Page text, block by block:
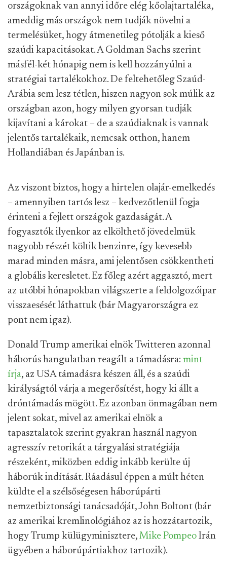
országoknak van annyi időre elég kőolajtartaléka,
ameddig más országok nem tudják növelni a
termelésüket, hogy átmenetileg pótolják a kieső
szaúdi kapacitásokat. A Goldman Sachs szerint
másfél-két hónapig nem is kell hozzányúlni a
stratégiai tartalékokhoz. De feltehetőleg Szaúd-
Arábia sem lesz tétlen, hiszen nagyon sok múlik az
országban azon, hogy milyen gyorsan tudják
kijavítani a károkat – de a szaúdiaknak is vannak
jelentős tartalékaik, nemcsak otthon, hanem
Hollandiában és Japánban is.
Az viszont biztos, hogy a hirtelen olajár-emelkedés
– amennyiben tartós lesz – kedvezőtlenül fogja
érinteni a fejlett országok gazdaságát. A
fogyasztók ilyenkor az elkölthető jövedelmük
nagyobb részét költik benzinre, így kevesebb
marad minden másra, ami jelentősen csökkentheti
a globális keresletet. Ez főleg azért aggasztó, mert
az utóbbi hónapokban világszerte a feldolgozóipar
visszaesését láthattuk (bár Magyarországra ez
pont nem igaz).
Donald Trump amerikai elnök Twitteren azonnal
háborús hangulatban reagált a támadásra: mint
írja, az USA támadásra készen áll, és a szaúdi
királyságtól várja a megerősítést, hogy ki állt a
dróntámadás mögött. Ez azonban önmagában nem
jelent sokat, mivel az amerikai elnök a
tapasztalatok szerint gyakran használ nagyon
agresszív retorikát a tárgyalási stratégiája
részeként, miközben eddig inkább kerülte új
háborúk indítását. Ráadásul éppen a múlt héten
küldte el a szélsőségesen háborúpárti
nemzetbiztonsági tanácsadóját, John Boltont (bár
az amerikai kremlinológiához az is hozzátartozik,
hogy Trump külügyminisztere, Mike Pompeo Irán
ügyében a háborúpártiakhoz tartozik).